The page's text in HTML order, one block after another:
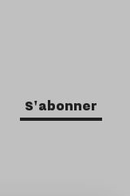
S'abonner